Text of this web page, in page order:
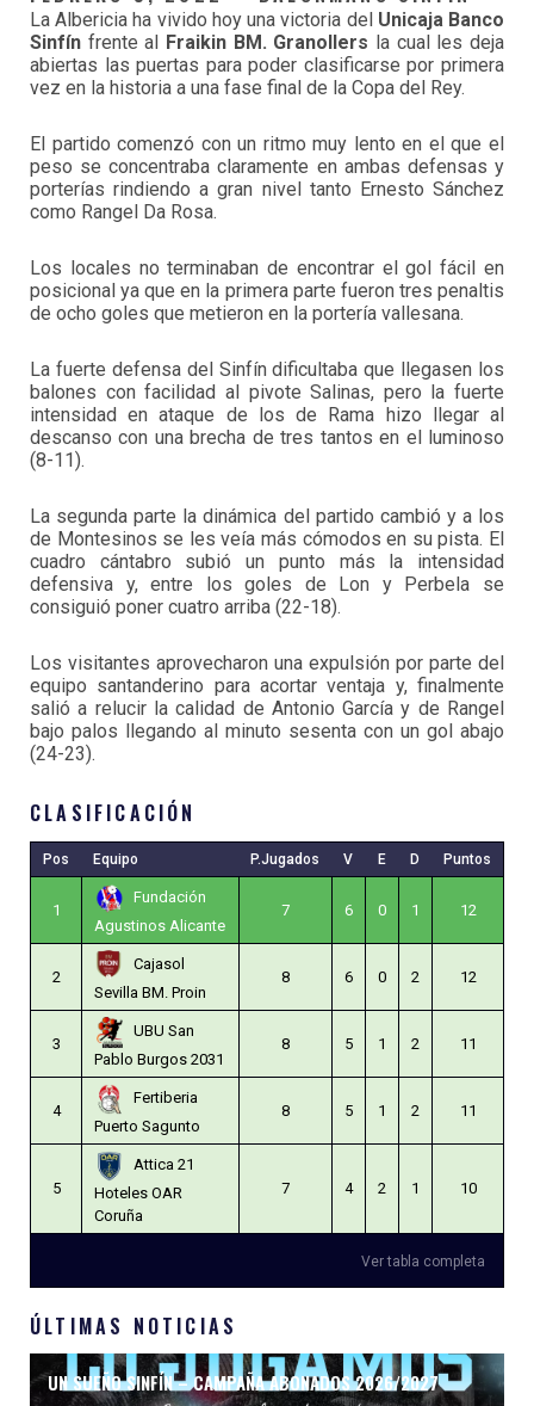
La Albericia ha vivido hoy una victoria del Unicaja Banco
Sinfín frente al Fraikin BM. Granollers la cual les deja
abiertas las puertas para poder clasificarse por primera
vez en la historia a una fase final de la Copa del Rey.
El partido comenzó con un ritmo muy lento en el que el
peso se concentraba claramente en ambas defensas y
porterías rindiendo a gran nivel tanto Ernesto Sánchez
como Rangel Da Rosa.
Los locales no terminaban de encontrar el gol fácil en
posicional ya que en la primera parte fueron tres penaltis
de ocho goles que metieron en la portería vallesana.
La fuerte defensa del Sinfín dificultaba que llegasen los
balones con facilidad al pivote Salinas, pero la fuerte
intensidad en ataque de los de Rama hizo llegar al
descanso con una brecha de tres tantos en el luminoso
(8-11).
La segunda parte la dinámica del partido cambió y a los
de Montesinos se les veía más cómodos en su pista. El
cuadro cántabro subió un punto más la intensidad
defensiva y, entre los goles de Lon y Perbela se
consiguió poner cuatro arriba (22-18).
Los visitantes aprovecharon una expulsión por parte del
equipo santanderino para acortar ventaja y, finalmente
salió a relucir la calidad de Antonio García y de Rangel
bajo palos llegando al minuto sesenta con un gol abajo
(24-23).
CLASIFICACIÓN
Pos Equipo P.Jugados V E D Puntos
1
Fundación
Agustinos Alicante
7 6 0 1 12
2
Cajasol
Sevilla BM. Proin
8 6 0 2 12
3
UBU San
Pablo Burgos 2031
8 5 1 2 11
4
Fertiberia
Puerto Sagunto
8 5 1 2 11
5
Attica 21
Hoteles OAR
Coruña
7 4 2 1 10
Ver tabla completa
ÚLTIMAS NOTICIAS
UN SUEÑO SINFÍN – CAMPAÑA ABONADOS 2026/2027